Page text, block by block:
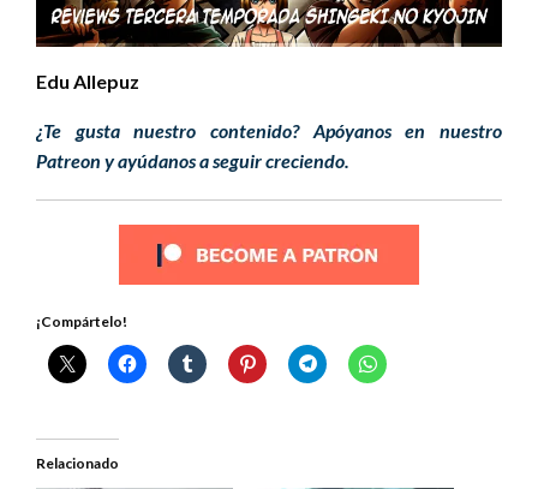
Edu Allepuz
¿Te gusta nuestro contenido? Apóyanos en nuestro
Patreon y ayúdanos a seguir creciendo.
¡Compártelo!
Relacionado